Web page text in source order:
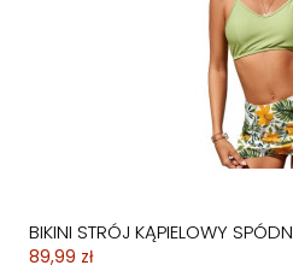
BIKINI STRÓJ KĄPIELOWY
89,99 zł